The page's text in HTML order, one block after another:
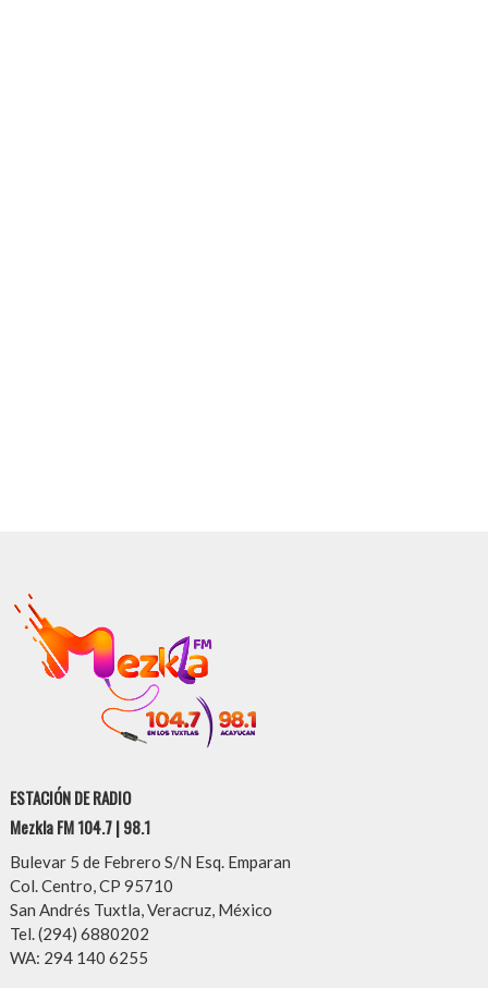
ESTACIÓN DE RADIO
Mezkla FM 104.7 | 98.1
Bulevar 5 de Febrero S/N Esq. Emparan
Col. Centro, CP 95710
San Andrés Tuxtla, Veracruz, México
Tel. (294) 6880202
WA: 294 140 6255